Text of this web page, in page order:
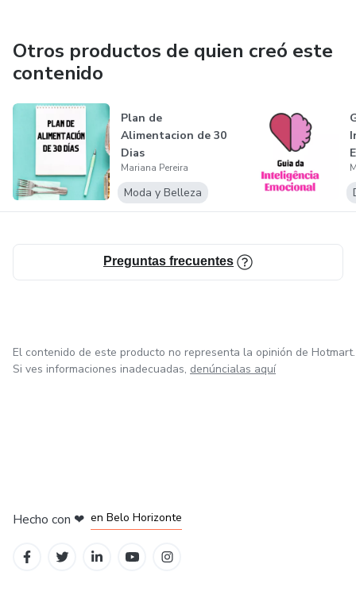
Otros productos de quien creó este
contenido
Plan de
Alimentacion de 30
Dias
Mariana Pereira
Moda y Belleza
Preguntas frecuentes
El contenido de este producto no representa la opinión de Hotmart.
Si ves informaciones inadecuadas, denúncialas aquí
Hecho con ❤ en Belo Horizonte